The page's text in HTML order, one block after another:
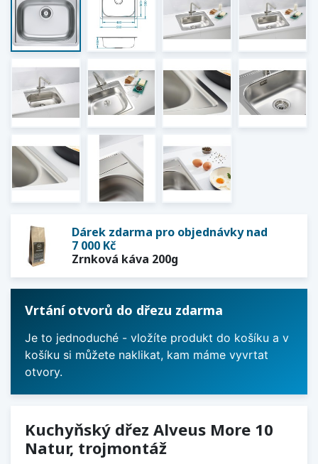
Dárek zdarma pro objednávky nad
7 000 Kč
Zrnková káva 200g
Vrtání otvorů do dřezu zdarma
Je to jednoduché - vložíte produkt do košíku a v
košíku si můžete naklikat, kam máme vyvrtat
otvory.
Kuchyňský dřez Alveus More 10
Natur, trojmontáž